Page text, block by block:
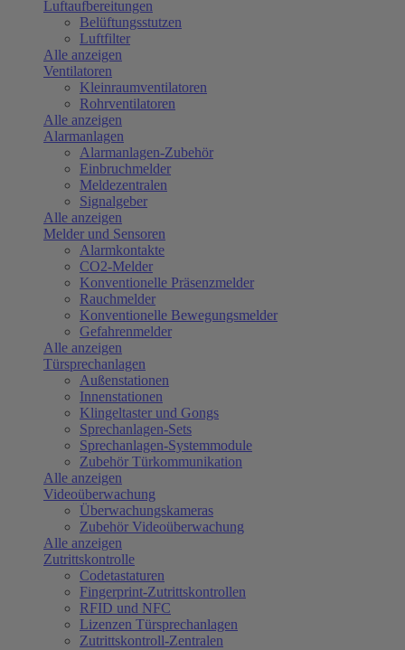
Luftaufbereitungen
Belüftungsstutzen
Luftfilter
Alle anzeigen
Ventilatoren
Kleinraumventilatoren
Rohrventilatoren
Alle anzeigen
Alarmanlagen
Alarmanlagen-Zubehör
Einbruchmelder
Meldezentralen
Signalgeber
Alle anzeigen
Melder und Sensoren
Alarmkontakte
CO2-Melder
Konventionelle Präsenzmelder
Rauchmelder
Konventionelle Bewegungsmelder
Gefahrenmelder
Alle anzeigen
Türsprechanlagen
Außenstationen
Innenstationen
Klingeltaster und Gongs
Sprechanlagen-Sets
Sprechanlagen-Systemmodule
Zubehör Türkommunikation
Alle anzeigen
Videoüberwachung
Überwachungskameras
Zubehör Videoüberwachung
Alle anzeigen
Zutrittskontrolle
Codetastaturen
Fingerprint-Zutrittskontrollen
RFID und NFC
Lizenzen Türsprechanlagen
Zutrittskontroll-Zentralen